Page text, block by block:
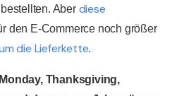
Aber diese
den E-Commerce noch größer
die Lieferkette.
Thanksgiving,